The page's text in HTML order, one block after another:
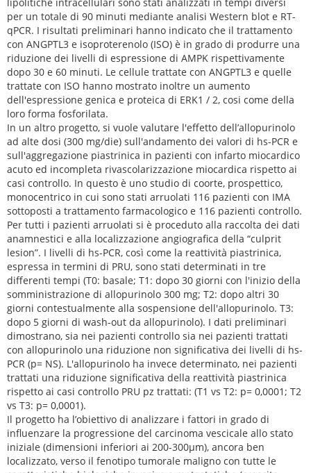
per un totale di 90 minuti mediante analisi Western blot e RT-
qPCR. I risultati preliminari hanno indicato che il trattamento
con ANGPTL3 e isoproterenolo (ISO) è in grado di produrre una
riduzione dei livelli di espressione di AMPK rispettivamente
dopo 30 e 60 minuti. Le cellule trattate con ANGPTL3 e quelle
trattate con ISO hanno mostrato inoltre un aumento
dell'espressione genica e proteica di ERK1 / 2, cosi come della
loro forma fosforilata.
In un altro progetto, si vuole valutare l'effetto dell’allopurinolo
ad alte dosi (300 mg/die) sull'andamento dei valori di hs-PCR e
sull'aggregazione piastrinica in pazienti con infarto miocardico
acuto ed incompleta rivascolarizzazione miocardica rispetto ai
casi controllo. In questo è uno studio di coorte, prospettico,
monocentrico in cui sono stati arruolati 116 pazienti con IMA
sottoposti a trattamento farmacologico e 116 pazienti controllo.
Per tutti i pazienti arruolati si è proceduto alla raccolta dei dati
anamnestici e alla localizzazione angiografica della “culprit
lesion”. I livelli di hs-PCR, così come la reattività piastrinica,
espressa in termini di PRU, sono stati determinati in tre
differenti tempi (T0: basale; T1: dopo 30 giorni con l'inizio della
somministrazione di allopurinolo 300 mg; T2: dopo altri 30
giorni contestualmente alla sospensione dell'allopurinolo. T3:
dopo 5 giorni di wash-out da allopurinolo). I dati preliminari
dimostrano, sia nei pazienti controllo sia nei pazienti trattati
con allopurinolo una riduzione non significativa dei livelli di hs-
PCR (p= NS). L'allopurinolo ha invece determinato, nei pazienti
trattati una riduzione significativa della reattività piastrinica
rispetto ai casi controllo PRU pz trattati: (T1 vs T2: p= 0,0001; T2
vs T3: p= 0,0001).
Il progetto ha l’obiettivo di analizzare i fattori in grado di
influenzare la progressione del carcinoma vescicale allo stato
iniziale (dimensioni inferiori ai 200-300µm), ancora ben
localizzato, verso il fenotipo tumorale maligno con tutte le